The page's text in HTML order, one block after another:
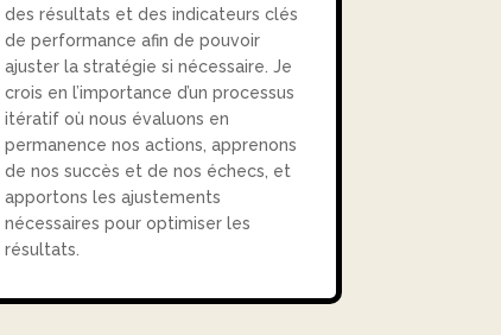
des résultats et des indicateurs clés
de performance afin de pouvoir
ajuster la stratégie si nécessaire. Je
crois en l’importance d’un processus
itératif où nous évaluons en
permanence nos actions, apprenons
de nos succès et de nos échecs, et
apportons les ajustements
nécessaires pour optimiser les
résultats.